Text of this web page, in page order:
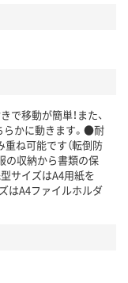
移動が簡単！また、
らかに動きます。●耐
重ね可能です（転倒防
の収納から書類の保
サイズはA4用紙を
はA4ファイルホルダ